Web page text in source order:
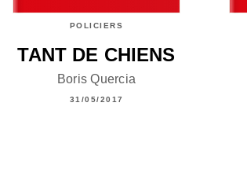
POLICIERS
TANT DE CHIENS
Boris Quercia
31/05/2017